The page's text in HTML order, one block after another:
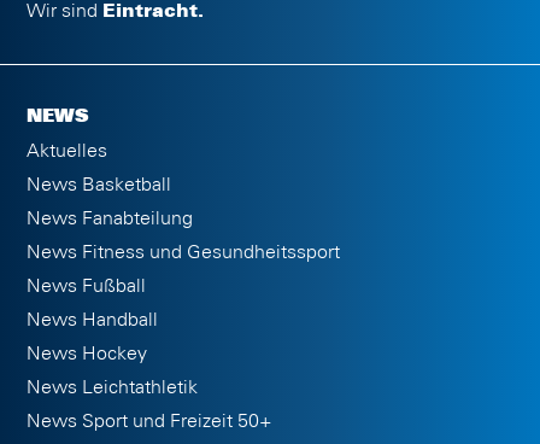
Wir sind Eintracht.
NEWS
Aktuelles
News Basketball
News Fanabteilung
News Fitness und Gesundheitssport
News Fußball
News Handball
News Hockey
News Leichtathletik
News Sport und Freizeit 50+